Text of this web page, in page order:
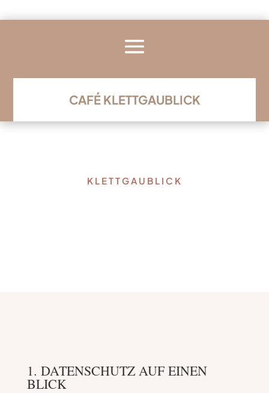
CAFÉ KLETTGAUBLICK
KLETTGAUBLICK
1. DATENSCHUTZ AUF EINEN
BLICK